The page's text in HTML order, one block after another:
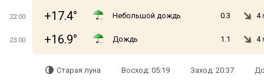
22:00 +17.4° Небольшой дождь 0.3 4
23:00 +16.9° Дождь 1.1 4
Старая луна Восход: 05:19 Заход: 20:37